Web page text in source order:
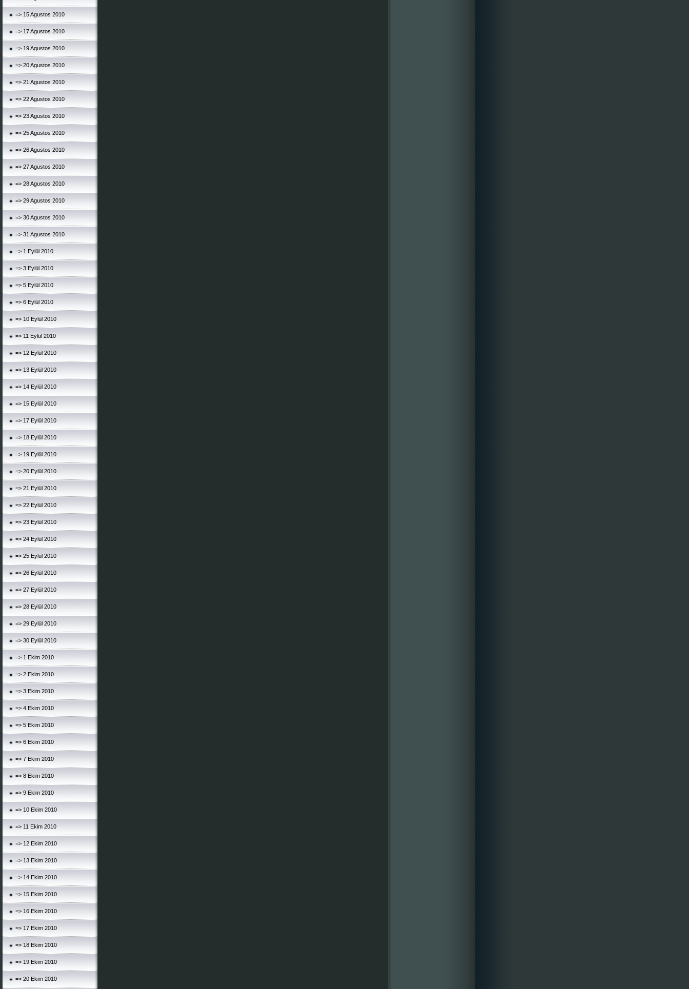
=> 15 Agustos 2010
=> 17 Agustos 2010
=> 19 Agustos 2010
=> 20 Agustos 2010
=> 21 Agustos 2010
=> 22 Agustos 2010
=> 23 Agustos 2010
=> 25 Agustos 2010
=> 26 Agustos 2010
=> 27 Agustos 2010
=> 28 Agustos 2010
=> 29 Agustos 2010
=> 30 Agustos 2010
=> 31 Agustos 2010
=> 1 Eylül 2010
=> 3 Eylül 2010
=> 5 Eylül 2010
=> 6 Eylül 2010
=> 10 Eylül 2010
=> 11 Eylül 2010
=> 12 Eylül 2010
=> 13 Eylül 2010
=> 14 Eylül 2010
=> 15 Eylül 2010
=> 17 Eylül 2010
=> 18 Eylül 2010
=> 19 Eylül 2010
=> 20 Eylül 2010
=> 21 Eylül 2010
=> 22 Eylül 2010
=> 23 Eylül 2010
=> 24 Eylül 2010
=> 25 Eylül 2010
=> 26 Eylül 2010
=> 27 Eylül 2010
=> 28 Eylül 2010
=> 29 Eylül 2010
=> 30 Eylül 2010
=> 1 Ekim 2010
=> 2 Ekim 2010
=> 3 Ekim 2010
=> 4 Ekim 2010
=> 5 Ekim 2010
=> 6 Ekim 2010
=> 7 Ekim 2010
=> 8 Ekim 2010
=> 9 Ekim 2010
=> 10 Ekim 2010
=> 11 Ekim 2010
=> 12 Ekim 2010
=> 13 Ekim 2010
=> 14 Ekim 2010
=> 15 Ekim 2010
=> 16 Ekim 2010
=> 17 Ekim 2010
=> 18 Ekim 2010
=> 19 Ekim 2010
=> 20 Ekim 2010